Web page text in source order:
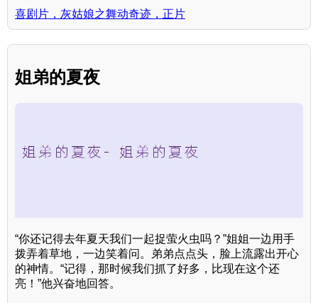
喜剧片，灰姑娘之舞动奇迹，正片
姐弟的夏夜
“你还记得去年夏天我们一起捉萤火虫吗？”姐姐一边用手
拨弄着草地，一边笑着问。弟弟点点头，脸上流露出开心
的神情。“记得，那时候我们抓了好多，比现在这个还
亮！”他兴奋地回答。